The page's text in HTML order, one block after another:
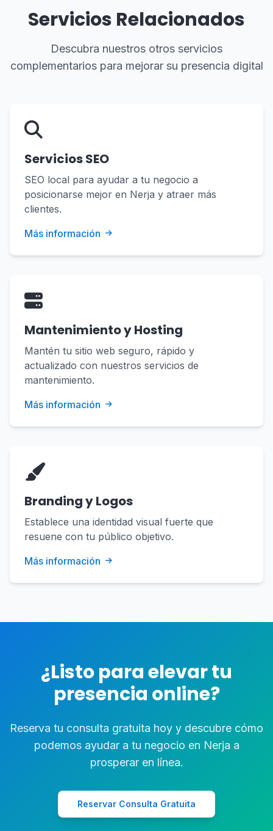
Servicios Relacionados
Descubra nuestros otros servicios
complementarios para mejorar su presencia digital
Servicios SEO
SEO local para ayudar a tu negocio a
posicionarse mejor en Nerja y atraer más
clientes.
Más información
Mantenimiento y Hosting
Mantén tu sitio web seguro, rápido y
actualizado con nuestros servicios de
mantenimiento.
Más información
Branding y Logos
Establece una identidad visual fuerte que
resuene con tu público objetivo.
Más información
¿Listo para elevar tu
presencia online?
Reserva tu consulta gratuita hoy y descubre cómo
podemos ayudar a tu negocio en Nerja a
prosperar en línea.
Reservar Consulta Gratuita